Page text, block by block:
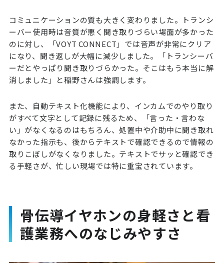
コミュニケーションの質も大きく変わりました。トランシ
ーバー使用時は音質が悪く聞き取りづらい場面が多かった
のに対し、「VOYT CONNECT」では音声が非常にクリア
になり、聞き返しが大幅に減少しました。「トランシーバ
ーだとやっぱり聞き取りづらかった。そこはもう本当に解
消しました」と稲野さんは強調します。
また、自動テキスト化機能により、インカムでのやり取り
がすべて文字として記録に残るため、「言った・言わな
い」がなくなるのはもちろん、処置中や介助中に聞き取れ
なかった指示も、後からテキストで確認できるので情報の
取りこぼしがなくなりました。テキストでサッと確認でき
る手軽さが、忙しい現場では特に重宝されています。
骨伝導イヤホンの身軽さと看
護業務へのなじみやすさ